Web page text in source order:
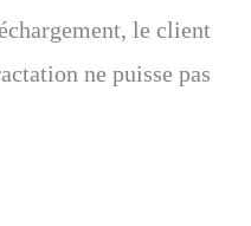
le client
ne puisse pas